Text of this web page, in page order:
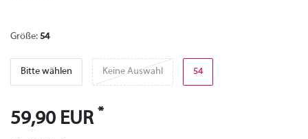
Größe: 54
Bitte wählen Keine Auswahl 54
59,90 EUR *